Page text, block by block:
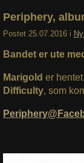
Periphery,
Postet 25.07.2016 i
Bandet er ute
Marigold er
Difficulty, som